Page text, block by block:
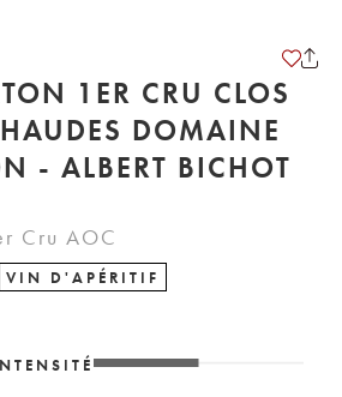
1ER CRU CLOS
DOMAINE
- ALBERT BICHOT
Cru AOC
VIN D'APÉRITIF